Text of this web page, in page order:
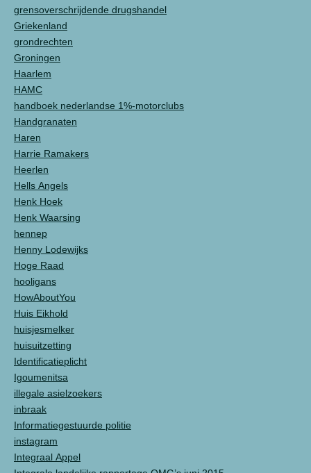
grensoverschrijdende drugshandel
Griekenland
grondrechten
Groningen
Haarlem
HAMC
handboek nederlandse 1%-motorclubs
Handgranaten
Haren
Harrie Ramakers
Heerlen
Hells Angels
Henk Hoek
Henk Waarsing
hennep
Henny Lodewijks
Hoge Raad
hooligans
HowAboutYou
Huis Eikhold
huisjesmelker
huisuitzetting
Identificatieplicht
Igoumenitsa
illegale asielzoekers
inbraak
Informatiegestuurde politie
instagram
Integraal Appel